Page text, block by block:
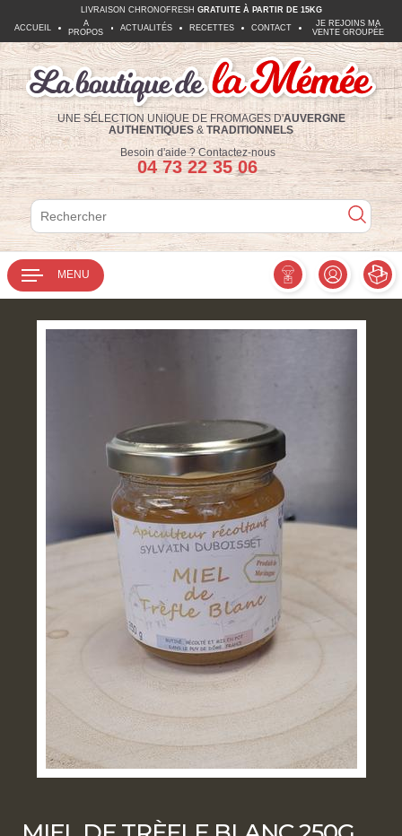
LIVRAISON CHRONOFRESH GRATUITE À PARTIR DE 15KG
ACCUEIL
A
PROPOS
ACTUALITÉS RECETTES CONTACT
JE REJOINS MA
VENTE GROUPÉE
UNE SÉLECTION UNIQUE DE FROMAGES D'AUVERGNE
AUTHENTIQUES & TRADITIONNELS
Besoin d'aide ?Contactez-nous
Téléphone :
04 73 22 35 06
Rechercher
Rechercher
MENU